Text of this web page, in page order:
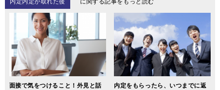
面接で気をつけること！外見と話
内定をもらったら、いつまでに返